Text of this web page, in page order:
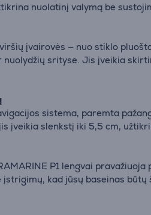
nuolatinį valymą be
įvairovės — nuo stiklo
srityse. Jis įveikia
sistema, paremta
įveikia slenkstį iki 5,5 cm,
P1 lengvai
kad jūsų baseinas